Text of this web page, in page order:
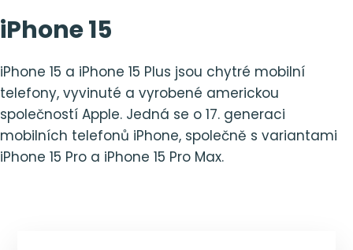
iPhone 15
iPhone 15 a iPhone 15 Plus jsou chytré mobilní
telefony, vyvinuté a vyrobené americkou
společností Apple. Jedná se o 17. generaci
mobilních telefonů iPhone, společně s variantami
iPhone 15 Pro a iPhone 15 Pro Max.